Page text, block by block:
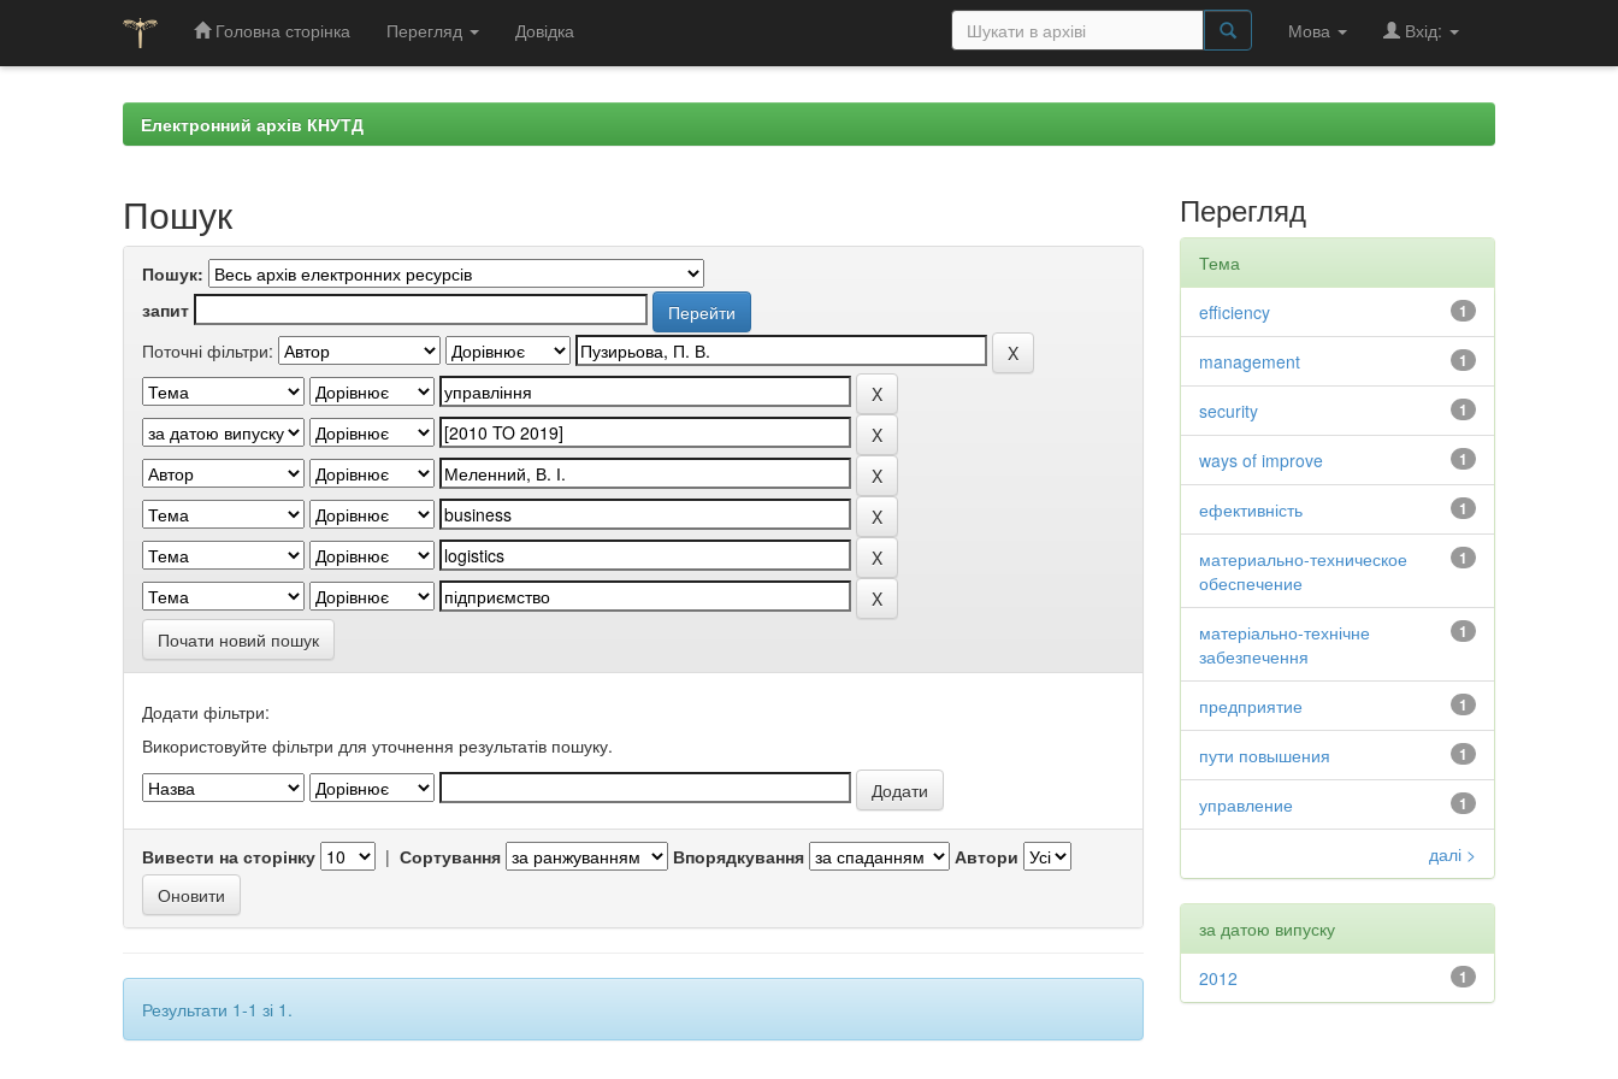
Головна сторінка Перегляд Довідка Мова Вхід:
Електронний архів КНУТД
Пошук
Пошук:
запит
Поточні фільтри:
Почати новий пошук
Додати фільтри:
Використовуйте фільтри для уточнення результатів пошуку.
Вивести на сторінку | Сортування Впорядкування Автори
Результати 1-1 зі 1.
Перегляд
Тема
1
efficiency
1
management
1
security
1
ways of improve
1
ефективність
1
материально-техническое
обеспечение
1
матеріально-технічне
забезпечення
1
предприятие
1
пути повышения
1
управление
далі >
за датою випуску
1
2012